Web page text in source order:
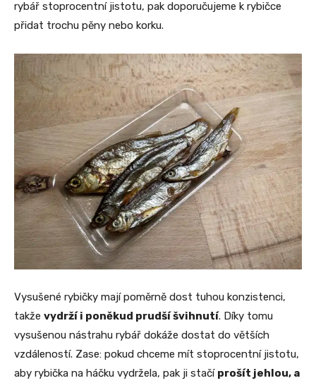
rybář stoprocentní jistotu, pak doporučujeme k rybičce
přidat trochu pěny nebo korku.
Vysušené rybičky mají poměrně dost tuhou konzistenci,
takže vydrží i poněkud prudší švihnutí. Díky tomu
vysušenou nástrahu rybář dokáže dostat do větších
vzdáleností. Zase: pokud chceme mít stoprocentní jistotu,
aby rybička na háčku vydržela, pak ji stačí prošít jehlou, a